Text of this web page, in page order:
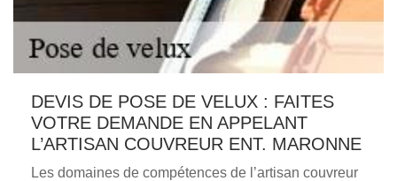
DEVIS DE POSE DE VELUX : FAITES
VOTRE DEMANDE EN APPELANT
L’ARTISAN COUVREUR ENT. MARONNE
Les domaines de compétences de l’artisan couvreur